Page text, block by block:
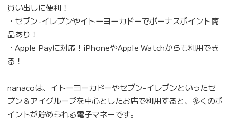
買い出しに便利！
・セブン-イレブンやイトーヨーカドーでボーナスポイント商
品あり！
・Apple Payに対応！iPhoneやApple Watchからも利用でき
る！
nanacoは、イトーヨーカドーやセブン-イレブンといったセ
ブン＆アイグループを中心としたお店で利用すると、多くのポ
イントが貯められる電子マネーです。